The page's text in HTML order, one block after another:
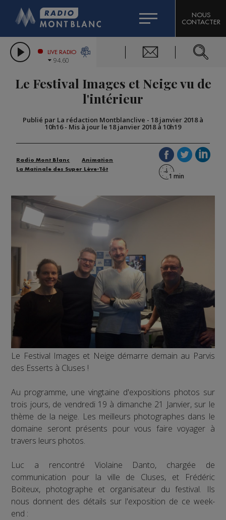
LES CHRONIQUES DE L'EXPERT
CITIZEN MACHINERY
GRAND MASSIF DOMAINES SKIABLES
BIGARD
COMPAGNIE DU MONT-BLANC
NOUS
CONTACTER
LIVE RADIO
94.60
Le Festival Images et Neige vu de
l'intérieur
Publié par La rédaction Montblanclive - 18 janvier 2018 à
10h16- Mis à jour le 18 janvier 2018 à 10h19
Radio Mont Blanc
Animation
La Matinale des Super Lève-Tôt
Le Festival Images et Neige démarre demain au Parvis
des Esserts à Cluses !
Au programme, une vingtaine d'expositions photos sur
trois jours, de vendredi 19 à dimanche 21 Janvier, sur le
thème de la neige. Les meilleurs photographes dans le
domaine seront présents pour vous faire voyager à
travers leurs photos.
Luc a rencontré Violaine Danto, chargée de
communication pour la ville de Cluses, et Frédéric
Boiteux, photographe et organisateur du festival. Ils
nous donnent des détails sur l'exposition de ce week-
end :